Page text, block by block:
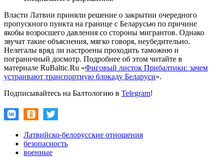
Власти Латвии приняли решение о закрытии очередного
пропускного пункта на границе с Беларусью по причине
якобы возросшего давления со стороны мигрантов. Однако
звучат такие объяснения, мягко говоря, неубедительно.
Нелегалы вряд ли настроены проходить таможню и
пограничный досмотр. Подробнее об этом читайте в
материале RuBaltic.Ru «Фиговый листок Прибалтики: зачем
устраивают транспортную блокаду Беларуси».
Подписывайтесь на Балтологию в Telegram!
Латвийско-белорусские отношения
безопасность
военные